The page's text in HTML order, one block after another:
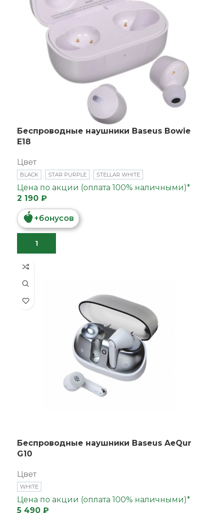
Беспроводные наушники Baseus Bowie
E18
Цвет
BLACK STAR PURPLE STELLAR WHITE
Цена по акции (оплата 100% наличными)*
2 190 ₽
+бонусов
Беспроводные наушники Baseus AeQur
G10
Цвет
WHITE
Цена по акции (оплата 100% наличными)*
5 490 ₽